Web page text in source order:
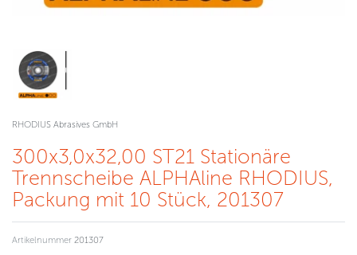
RHODIUS Abrasives GmbH
300x3,0x32,00 ST21 Stationäre
Trennscheibe ALPHAline RHODIUS,
Packung mit 10 Stück, 201307
Artikelnummer 201307